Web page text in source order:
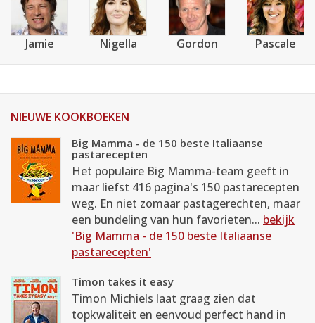
Jamie Nigella Gordon Pascale
NIEUWE KOOKBOEKEN
Big Mamma - de 150 beste Italiaanse
pastarecepten
Het populaire Big Mamma-team geeft in
maar liefst 416 pagina's 150 pastarecepten
weg. En niet zomaar pastagerechten, maar
een bundeling van hun favorieten... bekijk
'Big Mamma - de 150 beste Italiaanse
pastarecepten'
Timon takes it easy
Timon Michiels laat graag zien dat
topkwaliteit en eenvoud perfect hand in